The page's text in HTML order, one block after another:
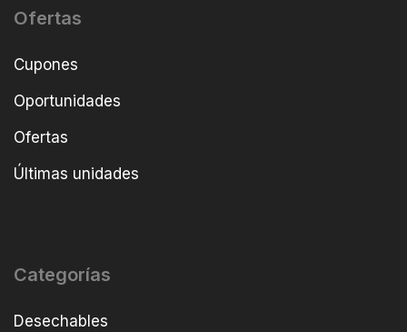
Ofertas
Cupones
Oportunidades
Ofertas
Últimas unidades
Categorías
Desechables